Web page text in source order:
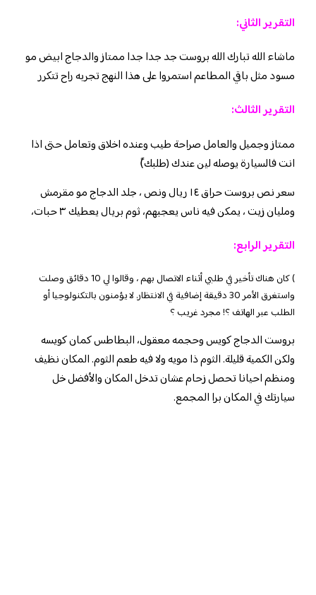
التقرير الثاني:
ماشاء الله تبارك الله بروست جد جدا جدا ممتاز والدجاج ابيض مو
مسود مثل باقي المطاعم استمروا على هذا النهج تجربه راح تتكرر
التقرير الثالث:
ممتاز وجميل والعامل صراحة طيب وعنده اخلاق وتعامل حتى اذا
انت فالسيارة يوصله لين عندك (طلبك)ً
سعر نص بروست حراق ١٤ ريال ونص ، جلد الدجاج مو مقرمش
ومليان زيت ، يمكن فيه ناس يعجبهم، ثوم بريال يعطيك ٣ حبات،
التقرير الرابع:
) كان هناك تأخير في طلبي أثناء الاتصال بهم ، وقالوا لي 10 دقائق وصلت
واستغرق الأمر 30 دقيقة إضافية في الانتظار. لا يؤمنون بالتكنولوجيا أو
الطلب عبر الهاتف ؟! مجرد غريب ؟
بروست الدجاج كويس وحجمه معقول، البطاطس كمان كويسه
ولكن الكمية قليلة. الثوم ذا مويه ولا فيه طعم الثوم. المكان نظيف
ومنظم احيانا تحصل زحام عشان تدخل المكان والأفضل خل
سيارتك في المكان برا المجمع.